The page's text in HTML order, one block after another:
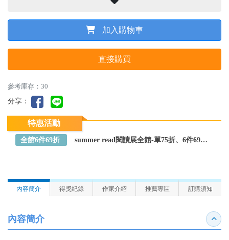
加入購物車
直接購買
參考庫存：30
分享：
特惠活動
全館6件69折 summer read閱讀展全館-單75折、6件69折～全館任選
內容簡介 得獎紀錄 作家介紹 推薦專區 訂購須知
內容簡介 收合